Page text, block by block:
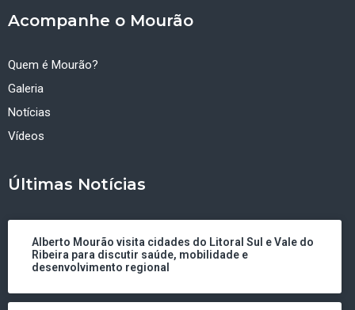
Acompanhe o Mourão
Quem é Mourão?
Galeria
Notícias
Vídeos
Últimas Notícias
Alberto Mourão visita cidades do Litoral Sul e Vale do
Ribeira para discutir saúde, mobilidade e
desenvolvimento regional